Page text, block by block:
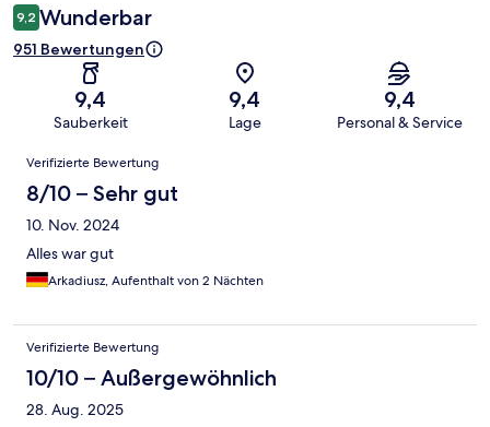
9,2 Wunderbar
951 Bewertungen
9,4
Sauberkeit
9,4
Lage
9,4
Personal & Service
Bewertungen
Verifizierte Bewertung
8/10 – Sehr gut
10. Nov. 2024
Alles war gut
Arkadiusz, Aufenthalt von 2 Nächten
Verifizierte Bewertung
10/10 – Außergewöhnlich
28. Aug. 2025